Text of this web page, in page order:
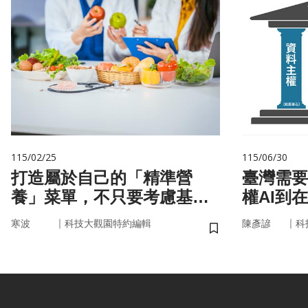
115/02/25
打造屬於自己的「精準營
養」菜單，不只要考慮基
因，關鍵更在腸道微生物
寒波 ｜ 科技大觀園特約編輯
儲存書籤
115/06/30
臺灣需
權AI到
陳彥諺 ｜ 科